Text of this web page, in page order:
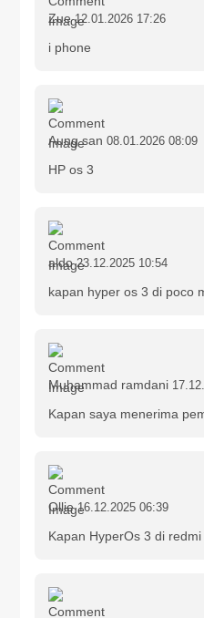
Zue12.01.2026 17:26
i phone
Aung san 08.01.2026 08:09
HP os 3
aldo 23.12.2025 10:54
kapan hyper os 3 di poco
Muhammad ramdani
Kapan saya menerima
Ollie 16.12.2025 06:39
Kapan HyperOs 3 di